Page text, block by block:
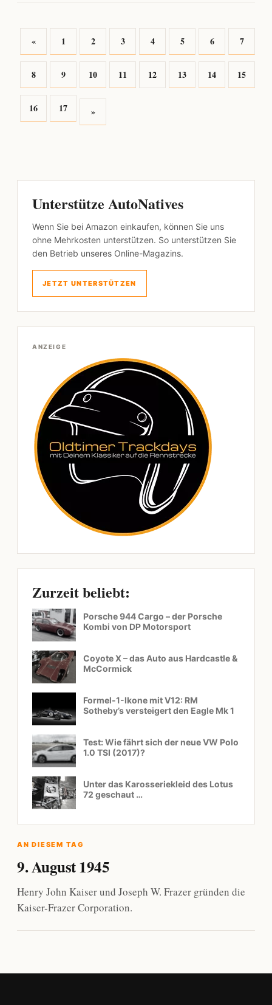
« 1 2 3 4 5 6 7
8 9 10 11 12 13 14 15
16 17 »
Unterstütze AutoNatives
Wenn Sie bei Amazon einkaufen, können Sie uns
ohne Mehrkosten unterstützen. So unterstützen Sie
den Betrieb unseres Online-Magazins.
JETZT UNTERSTÜTZEN
ANZEIGE
Zurzeit beliebt:
Porsche 944 Cargo – der Porsche
Kombi von DP Motorsport
Coyote X – das Auto aus Hardcastle &
McCormick
Formel-1-Ikone mit V12: RM
Sotheby’s versteigert den Eagle Mk 1
Test: Wie fährt sich der neue VW Polo
1.0 TSI (2017)?
Unter das Karosseriekleid des Lotus
72 geschaut …
AN DIESEM TAG
9. August 1945
Henry John Kaiser und Joseph W. Frazer gründen die
Kaiser-Frazer Corporation.